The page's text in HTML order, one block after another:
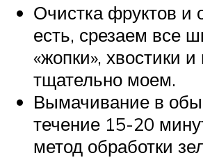
Очистка фруктов и
есть, срезаем все
«жопки», хвостики
тщательно моем.
Вымачивание в
течение 15-20
метод обработки